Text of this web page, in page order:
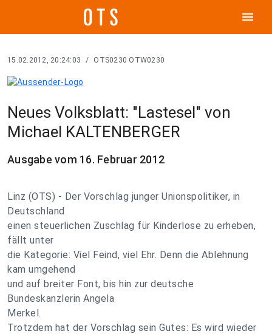
menu
15.02.2012, 20:24:03 / OTS0230 OTW0230
Neues Volksblatt: "Lastesel" von
Michael KALTENBERGER
Ausgabe vom 16. Februar 2012
Linz (OTS) - Der Vorschlag junger Unionspolitiker, in
Deutschland
einen steuerlichen Zuschlag für Kinderlose zu erheben,
fällt unter
die Kategorie: Viel Feind, viel Ehr. Denn die Ablehnung
kam umgehend
und auf breiter Font, bis hin zur deutsche
Bundeskanzlerin Angela
Merkel.
Trotzdem hat der Vorschlag sein Gutes: Es wird wieder